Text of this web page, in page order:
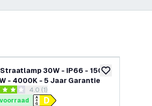
toevoegen aan
Straatlamp 30W - IP66 - 150
- 4000K - 5 Jaar Garantie
reviews drawer openen
sterren4.0 (1)